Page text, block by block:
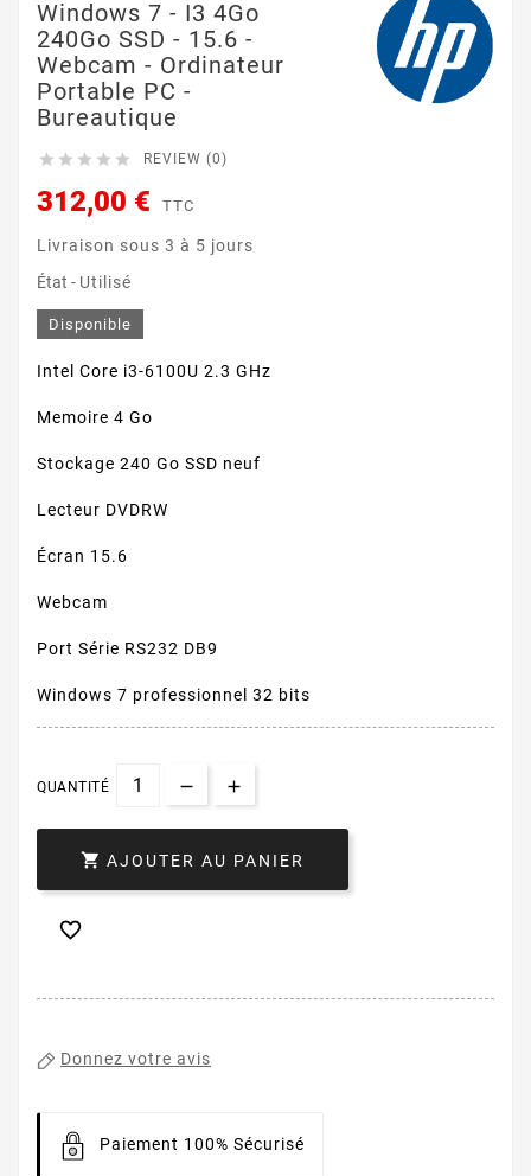
Windows 7 - I3 4Go
240Go SSD - 15.6 -
Webcam - Ordinateur
Portable PC -
Bureautique
     REVIEW (0)
312,00 € TTC
Livraison sous 3 à 5 jours
État - Utilisé
Disponible
Intel Core i3-6100U 2.3 GHz
Memoire 4 Go
Stockage 240 Go SSD neuf
Lecteur DVDRW
Écran 15.6
Webcam
Port Série RS232 DB9
Windows 7 professionnel 32 bits
QUANTITÉ
 AJOUTER AU PANIER

Donnez votre avis
Paiement 100% Sécurisé